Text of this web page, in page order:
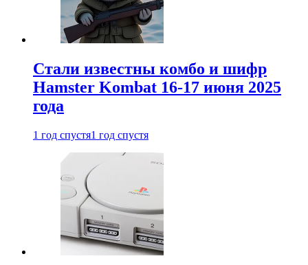
Стали известны комбо и шифр
Hamster Kombat 16-17 июня 2025
года
1 год спустя1 год спустя